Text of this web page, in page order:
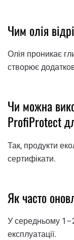
Чим олія
Олія проникає
створює
Чи можна
ProfiProtect
Так, продукти
сертифікати.
Як часто
У середньому
експлуатації.